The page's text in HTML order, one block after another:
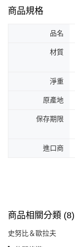
商品規格
品名
材質
淨重
原產地
保存期限
進口商
商品相關分類 (8)
史努比＆歐拉夫